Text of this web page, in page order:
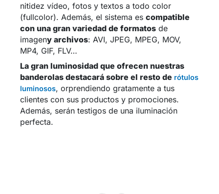
nitidez vídeo, fotos y textos a todo color
(fullcolor). Además, el sistema es compatible
con una gran variedad de formatosde
imageny archivos: AVI, JPEG, MPEG, MOV,
MP4, GIF, FLV…
La gran luminosidad que ofrecen nuestras
banderolas destacará sobre el resto de rótulos
luminosos, orprendiendo gratamente a tus
clientes con sus productos y promociones.
Además, serán testigos de una iluminación
perfecta.